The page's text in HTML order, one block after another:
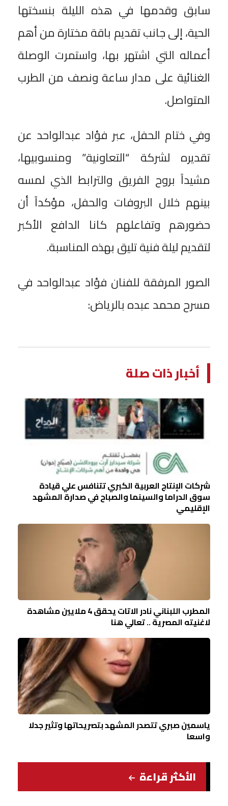
سابق وقدمها في هذه الليلة بنسختها
الحية، إلى جانب تقديم باقة مختارة من أهم
أعماله التي اشتهر بها، واستمرت الوصلة
الغنائية على مدار ساعة ونصف من الطرب
المتواصل.
وفي ختام الحفل، عبر فؤاد عبدالواحد عن
تقديره لشركة “التعاونية” ومنسوبيها،
مشيداً بروح الفريق والترابط الذي لمسه
بينهم خلال البروفات والحفل، مؤكداً أن
حضورهم وتفاعلهم كانا الدافع الأكبر
لتقديم ليلة فنية تليق بهذه المناسبة.
الصور المرفقة للفنان فؤاد عبدالواحد في
مسرح محمد عبده بالرياض:
أخبار ذات صلة
شركات الإنتاج العربية الكبري تتنافس علي قيادة
سوق الدراما والسينما والصباح في صدارة المشهد
الإقليمي
المطرب اللبناني نادر الاتات يحقق 4 ملايين مشاهدة
لاغنيته المصرية .. تعالي هنا
ياسمين صبري تتصدر المشهد بتصريحاتها وتثير جدلا
واسعا
الأكثر قراءة